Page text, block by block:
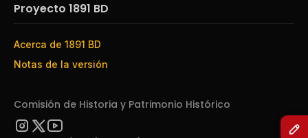
Proyecto 1891 BD
Acerca de 1891 BD
Notas de la versión
Comisión de Historia y Patrimonio Histórico